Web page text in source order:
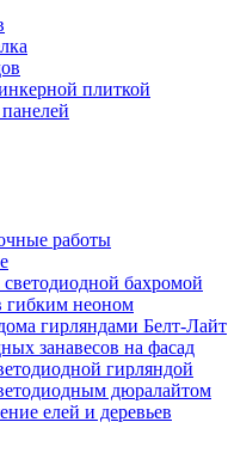
плиткой
работы
бахромой
гибким неоном
гирляндами Белт-Лайт
занавесов на фасад
гирляндой
дюралайтом
елей и деревьев